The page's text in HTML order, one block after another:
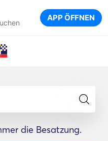
APP ÖFFNEN
die Besatzung.